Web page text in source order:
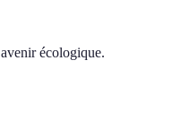
avenir écologique.